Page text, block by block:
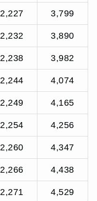
2,227 3,799
2,232 3,890
2,238 3,982
2,244 4,074
2,249 4,165
2,254 4,256
2,260 4,347
2,266 4,438
2,271 4,529